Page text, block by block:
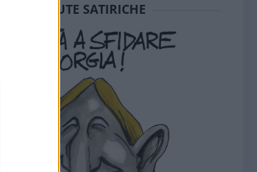
SEDUTE SATIRICHE